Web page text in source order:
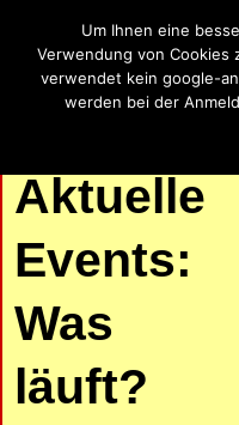
Aktuelle
Events:
Was
läuft?
Um Ihnen eine
Verwendung von Cookies
verwendet kein google-
werden bei der